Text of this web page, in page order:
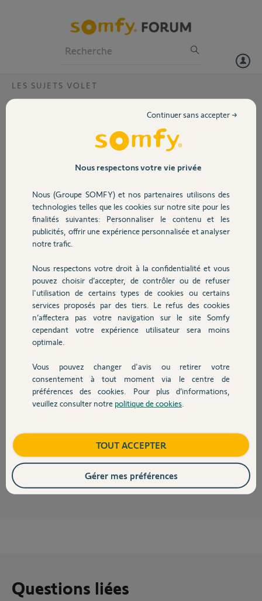
Volet
Sécurité
Domotique
Chauffage
Autres produits
Devis avec un pro
Contact
LES SUJETS VOLET
Bonjour le problème de ma Chronis OI je l’ai depuis le 17-12/2020 au
lieu de fermer les volets de plus en plus tôt qui et normal pour la
saison il ferme les volets de plus en plus tard (l’heure de crépuscule du
solstice d’été 17h25mn heure de crépuscule du solstice hivers
merci pour toutes réponses qui pourrons me dépanner
Merci,
christian P.
Participer au fil de discussion
Réponses
Voyez la documentation à partir de la page 7 et vérifiez que vos
paramètres sont corrects.
Bonne journée.
Questions liées
Nous respectons votre vie privée
Nous (Groupe SOMFY) et nos partenaires utilisons des
technologies telles que les cookies sur notre site pour les
finalités suivantes: Personnaliser le contenu et les
publicités, offrir une expérience personnalisée et analyser
notre trafic.
Nous respectons votre droit à la confidentialité et vous
pouvez choisir d’accepter, de contrôler ou de refuser
l'utilisation de certains types de cookies ou certains
services proposés par des tiers. Le refus des cookies
n’affectera pas votre navigation sur le site Somfy
cependant votre expérience utilisateur sera moins
optimale.
Vous pouvez changer d'avis ou retirer votre
consentement à tout moment via le centre de
préférences des cookies. Pour plus d’informations,
veuillez consulter notre politique de cookies
Continuer sans accepter →
TOUT ACCEPTER
Gérer mes préférences